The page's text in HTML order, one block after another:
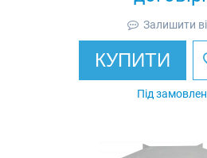
Залишити
КУПИТИ
Під